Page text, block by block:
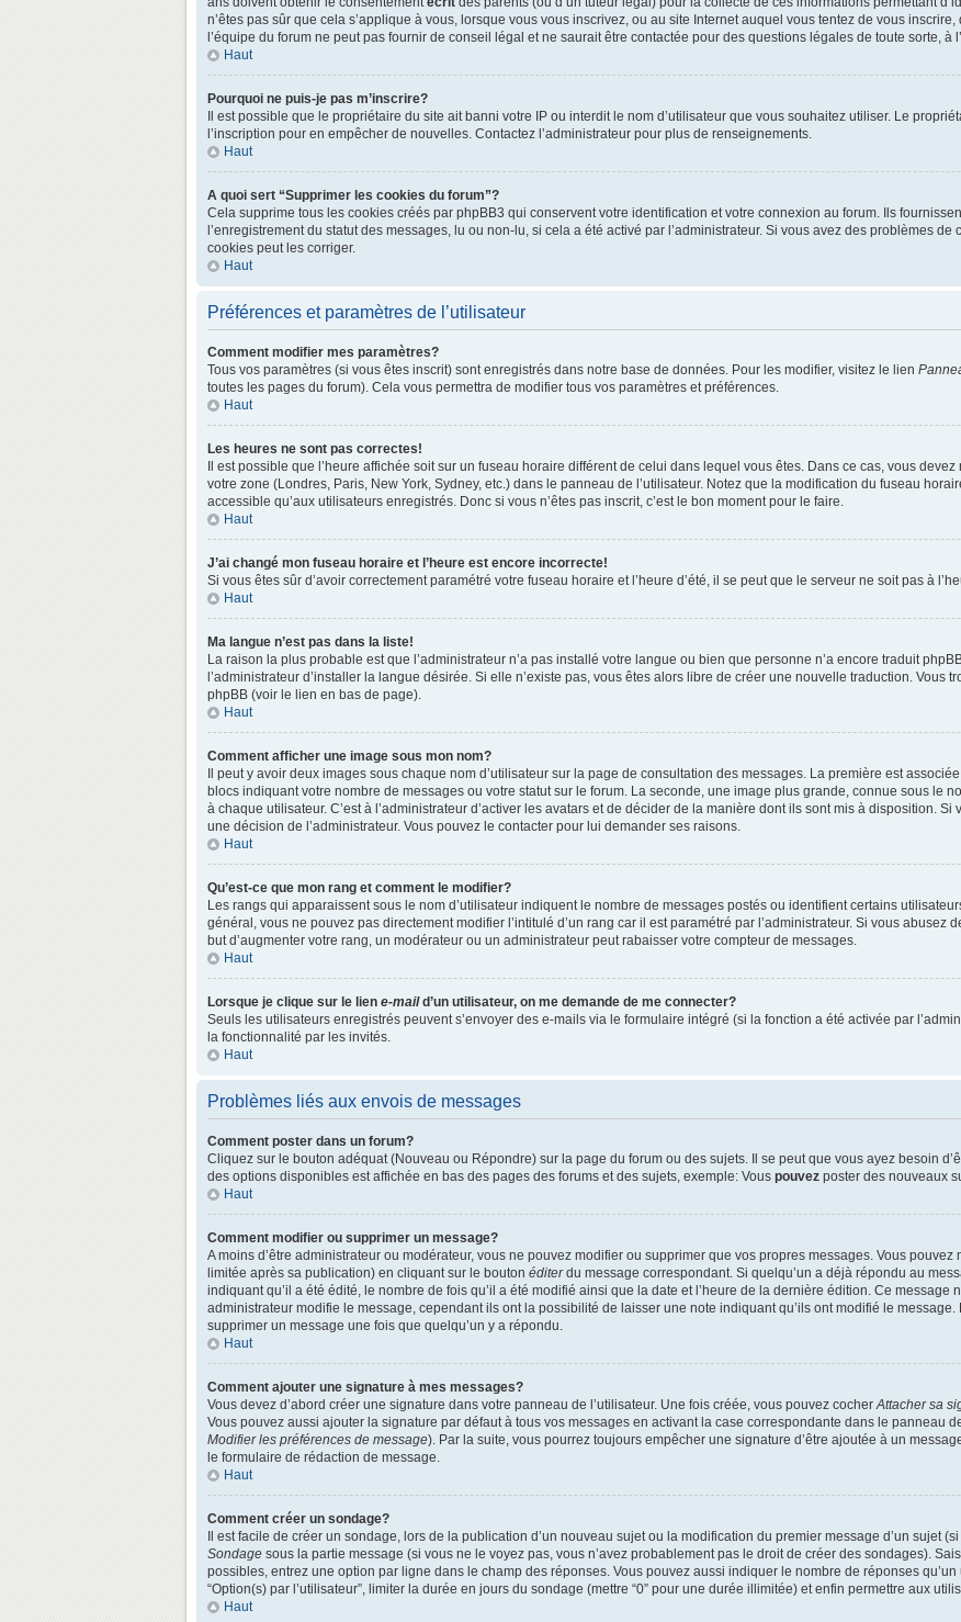
n’êtes pas sûr que cela s’applique à vous, lorsque vous vous inscrivez, ou au site Internet auquel vous tentez de vous
l’équipe du forum ne peut pas fournir de conseil légal et ne saurait être contactée pour des questions légales de toute sorte,
Haut
Pourquoi ne puis-je pas m’inscrire?
Il est possible que le propriétaire du site ait banni votre IP ou interdit le nom d’utilisateur que vous souhaitez utiliser. Le
l’inscription pour en empêcher de nouvelles. Contactez l’administrateur pour plus de renseignements.
Haut
A quoi sert “Supprimer les cookies du forum”?
Cela supprime tous les cookies créés par phpBB3 qui conservent votre identification et votre connexion au forum. Ils
l’enregistrement du statut des messages, lu ou non-lu, si cela a été activé par l’administrateur. Si vous avez des problèmes
cookies peut les corriger.
Haut
Préférences et paramètres de l’utilisateur
Comment modifier mes paramètres?
Tous vos paramètres (si vous êtes inscrit) sont enregistrés dans notre base de données. Pour les modifier, visitez le lien
toutes les pages du forum). Cela vous permettra de modifier tous vos paramètres et préférences.
Haut
Les heures ne sont pas correctes!
Il est possible que l’heure affichée soit sur un fuseau horaire différent de celui dans lequel vous êtes. Dans ce cas, vous
votre zone (Londres, Paris, New York, Sydney, etc.) dans le panneau de l’utilisateur. Notez que la modification du fuseau
accessible qu’aux utilisateurs enregistrés. Donc si vous n’êtes pas inscrit, c’est le bon moment pour le faire.
Haut
J’ai changé mon fuseau horaire et l’heure est encore incorrecte!
Si vous êtes sûr d’avoir correctement paramétré votre fuseau horaire et l’heure d’été, il se peut que le serveur ne soit pas à
Haut
Ma langue n’est pas dans la liste!
La raison la plus probable est que l’administrateur n’a pas installé votre langue ou bien que personne n’a encore traduit
l’administrateur d’installer la langue désirée. Si elle n’existe pas, vous êtes alors libre de créer une nouvelle traduction. Vous
phpBB (voir le lien en bas de page).
Haut
Comment afficher une image sous mon nom?
Il peut y avoir deux images sous chaque nom d’utilisateur sur la page de consultation des messages. La première est
blocs indiquant votre nombre de messages ou votre statut sur le forum. La seconde, une image plus grande, connue sous le
à chaque utilisateur. C’est à l’administrateur d’activer les avatars et de décider de la manière dont ils sont mis à disposition. Si
une décision de l’administrateur. Vous pouvez le contacter pour lui demander ses raisons.
Haut
Qu’est-ce que mon rang et comment le modifier?
Les rangs qui apparaissent sous le nom d’utilisateur indiquent le nombre de messages postés ou identifient certains
général, vous ne pouvez pas directement modifier l’intitulé d’un rang car il est paramétré par l’administrateur. Si vous abusez
but d’augmenter votre rang, un modérateur ou un administrateur peut rabaisser votre compteur de messages.
Haut
Lorsque je clique sur le lien e-maild’un utilisateur, on me demande de me connecter?
Seuls les utilisateurs enregistrés peuvent s’envoyer des e-mails via le formulaire intégré (si la fonction a été activée par
la fonctionnalité par les invités.
Haut
Problèmes liés aux envois de messages
Comment poster dans un forum?
Cliquez sur le bouton adéquat (Nouveau ou Répondre) sur la page du forum ou des sujets. Il se peut que vous ayez besoin
des options disponibles est affichée en bas des pages des forums et des sujets, exemple: Vous pouvez poster des nouveaux
Haut
Comment modifier ou supprimer un message?
A moins d’être administrateur ou modérateur, vous ne pouvez modifier ou supprimer que vos propres messages. Vous
limitée après sa publication) en cliquant sur le bouton éditerdu message correspondant. Si quelqu’un a déjà répondu au
indiquant qu’il a été édité, le nombre de fois qu’il a été modifié ainsi que la date et l’heure de la dernière édition. Ce message
administrateur modifie le message, cependant ils ont la possibilité de laisser une note indiquant qu’ils ont modifié le
supprimer un message une fois que quelqu’un y a répondu.
Haut
Comment ajouter une signature à mes messages?
Vous devez d’abord créer une signature dans votre panneau de l’utilisateur. Une fois créée, vous pouvez cocherAttacher sa
Vous pouvez aussi ajouter la signature par défaut à tous vos messages en activant la case correspondante dans le panneau
Modifier les préférences de message). Par la suite, vous pourrez toujours empêcher une signature d’être ajoutée à un
le formulaire de rédaction de message.
Haut
Comment créer un sondage?
Il est facile de créer un sondage, lors de la publication d’un nouveau sujet ou la modification du premier message d’un sujet
Sondage sous la partie message (si vous ne le voyez pas, vous n’avez probablement pas le droit de créer des sondages).
possibles, entrez une option par ligne dans le champ des réponses. Vous pouvez aussi indiquer le nombre de réponses
“Option(s) par l’utilisateur”, limiter la durée en jours du sondage (mettre “0” pour une durée illimitée) et enfin permettre aux
Haut